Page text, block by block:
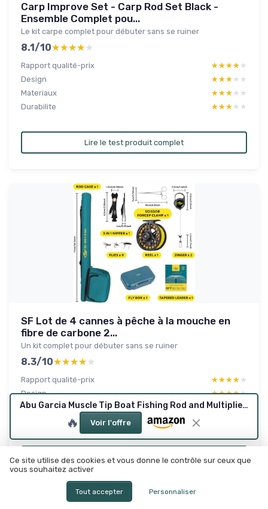
Carp Improve Set - Carp Rod Set Black -
Ensemble Complet pou...
Le kit carpe complet pour débuter sans se ruiner
8.1/10★★★★★
★★★★★
Rapport qualité-prix ★★★★★
★★★★★
Design
★★★★★
★★★★★
Materiaux
★★★★★
★★★★★
Durabilite
★★★★★
★★★★★
Lire le test produit complet
SF Lot de 4 cannes à pêche à la mouche en
fibre de carbone 2...
Un kit complet pour débuter sans se ruiner
8.3/10★★★★★
★★★★★
Rapport qualité-prix ★★★★★
★★★★★
Design
★★★★★
★★★★★
Confort
★★★★★
★★★★★
Lire le test produit complet
Abu Garcia Muscle Tip Boat Fishing Rod and Multiplier Reel Combo Set for Sea Fishing - Saltwater Cod, Bass, Pollack, Mackerel 6 ft
🔥 Voir l'offre
Ce site utilise des cookies et vous donne le contrôle sur ceux que
vous souhaitez activer
Tout accepter Personnaliser